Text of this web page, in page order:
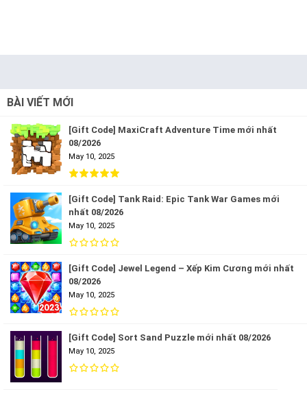
BÀI VIẾT MỚI
[Gift Code] MaxiCraft Adventure Time mới nhất
08/2026
May 10, 2025
[Gift Code] Tank Raid: Epic Tank War Games mới
nhất 08/2026
May 10, 2025
[Gift Code] Jewel Legend – Xếp Kim Cương mới nhất
08/2026
May 10, 2025
[Gift Code] Sort Sand Puzzle mới nhất 08/2026
May 10, 2025